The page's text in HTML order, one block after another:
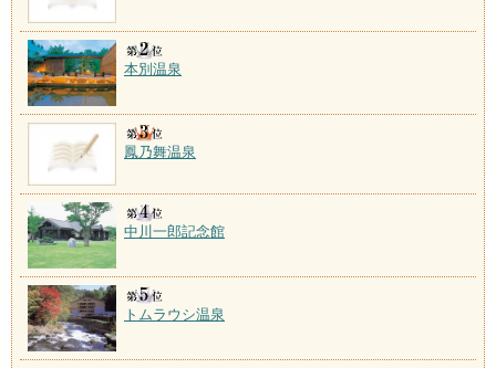
本別温泉
鳳乃舞温泉
中川一郎記念館
トムラウシ温泉